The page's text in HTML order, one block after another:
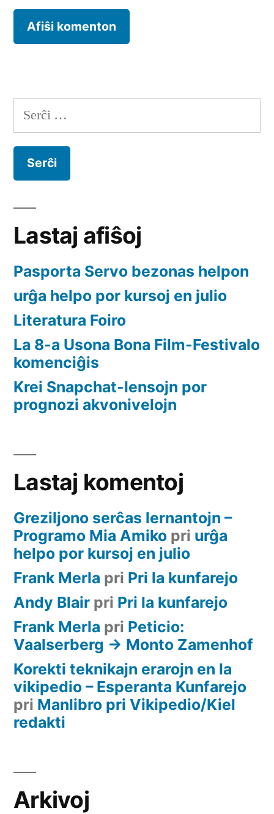
Serĉu:
Lastaj afiŝoj
Pasporta Servo bezonas helpon
urĝa helpo por kursoj en julio
Literatura Foiro
La 8-a Usona Bona Film-Festivalo
komenciĝis
Krei Snapchat-lensojn por
prognozi akvonivelojn
Lastaj komentoj
Greziljono serĉas lernantojn –
Programo Mia Amiko pri urĝa
helpo por kursoj en julio
Frank Merla pri Pri la kunfarejo
Andy Blair pri Pri la kunfarejo
Frank Merla pri Peticio:
Vaalserberg -> Monto Zamenhof
Korekti teknikajn erarojn en la
vikipedio – Esperanta Kunfarejo
pri Manlibro pri Vikipedio/Kiel
redakti
Arkivoj